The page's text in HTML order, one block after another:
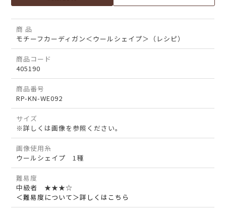
商 品
モチーフカーディガン＜ウールシェイプ＞（レシピ）
商品コード
405190
商品番号
RP-KN-WE092
サイズ
※詳しくは画像を参照ください。
画像使用糸
ウールシェイプ 1種
難易度
中級者 ★★★☆
＜難易度について＞詳しくはこちら